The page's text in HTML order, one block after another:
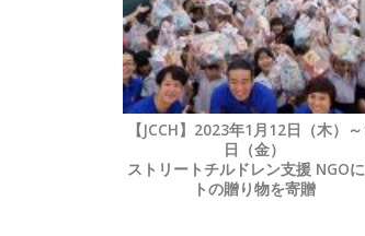
【JCCH】2023年1月12日（木）
日（金）
ストリートチルドレン支援 NGO
トの贈り物を寄贈